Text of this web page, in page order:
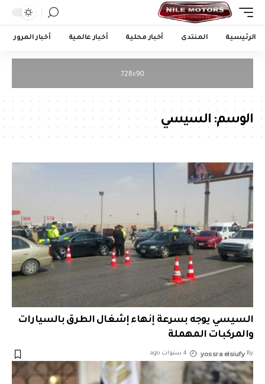
الرئيسية المنتدى أخبار محلية أخبار عالمية أخبار المرور
الوسم: السيسي
السيسي يوجه بسرعة إنهاء إشغال الطرق بالسيارات
والمركبات المهملة
By
yossra elsiufy 4 سنوات ago